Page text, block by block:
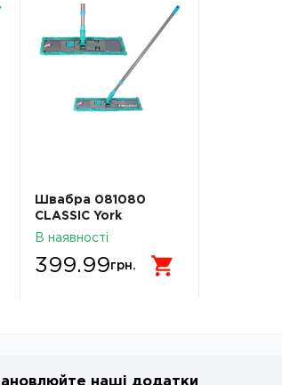
Швабра 081080
CLASSIC York
В наявності
399.99грн.
наші додатки